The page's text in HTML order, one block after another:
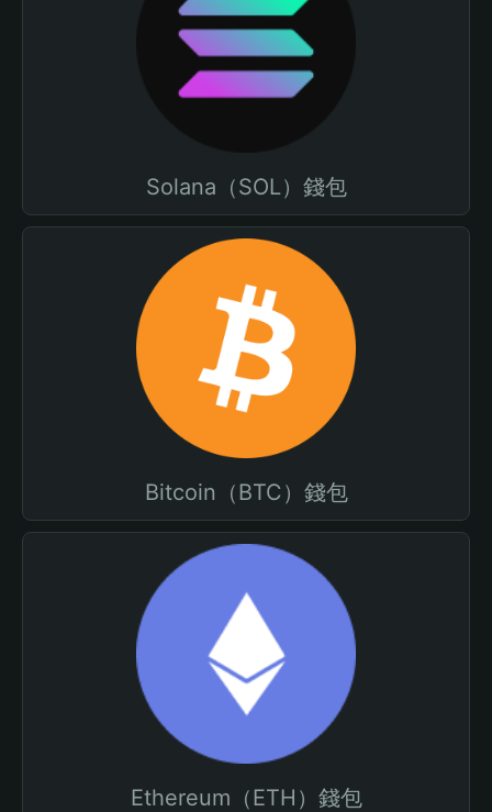
Solana（SOL）錢包
Bitcoin（BTC）錢包
Ethereum（ETH）錢包